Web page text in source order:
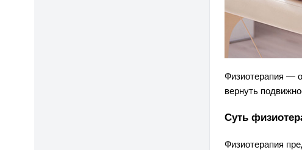
Физиотерапия —
вернуть
Суть
Физиотерапия